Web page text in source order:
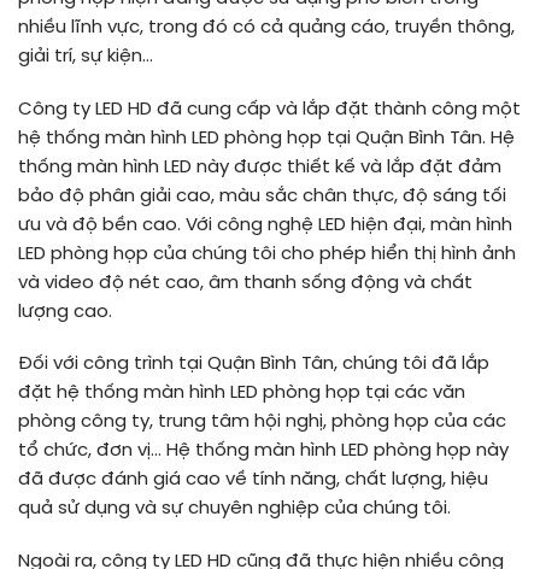
nhiều lĩnh vực, trong đó có cả quảng cáo, truyền thông,
giải trí, sự kiện…
Công ty LED HD đã cung cấp và lắp đặt thành công một
hệ thống màn hình LED phòng họp tại Quận Bình Tân. Hệ
thống màn hình LED này được thiết kế và lắp đặt đảm
bảo độ phân giải cao, màu sắc chân thực, độ sáng tối
ưu và độ bền cao. Với công nghệ LED hiện đại, màn hình
LED phòng họp của chúng tôi cho phép hiển thị hình ảnh
và video độ nét cao, âm thanh sống động và chất
lượng cao.
Đối với công trình tại Quận Bình Tân, chúng tôi đã lắp
đặt hệ thống màn hình LED phòng họp tại các văn
phòng công ty, trung tâm hội nghị, phòng họp của các
tổ chức, đơn vị… Hệ thống màn hình LED phòng họp này
đã được đánh giá cao về tính năng, chất lượng, hiệu
quả sử dụng và sự chuyên nghiệp của chúng tôi.
Ngoài ra, công ty LED HD cũng đã thực hiện nhiều công